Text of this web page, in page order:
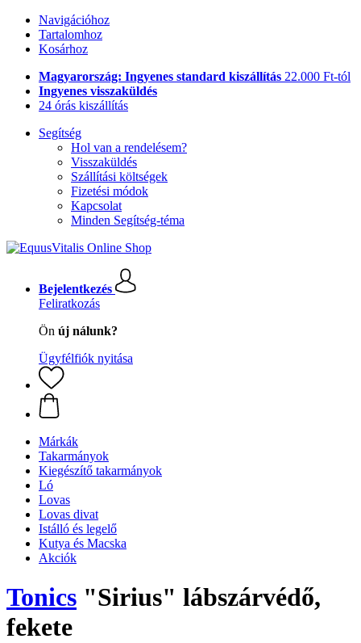
Navigációhoz
Tartalomhoz
Kosárhoz
Magyarország: Ingyenes standard kiszállítás 22.000 Ft-tól
Ingyenes visszaküldés
24 órás kiszállítás
Segítség
Hol van a rendelésem?
Visszaküldés
Szállítási költségek
Fizetési módok
Kapcsolat
Minden Segítség-téma
Bejelentkezés
Feliratkozás
Ön új nálunk?
Ügyfélfiók nyitása
Márkák
Takarmányok
Kiegészítő takarmányok
Ló
Lovas
Lovas divat
Istálló és legelő
Kutya és Macska
Akciók
Tonics "Sirius" lábszárvédő,
fekete